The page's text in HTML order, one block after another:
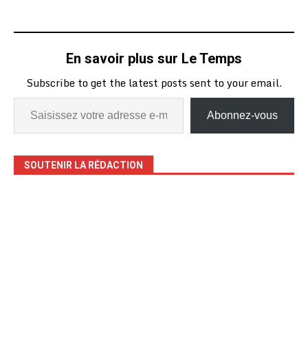
En savoir plus sur Le Temps
Subscribe to get the latest posts sent to your email.
Abonnez-vous
SOUTENIR LA RÉDACTION